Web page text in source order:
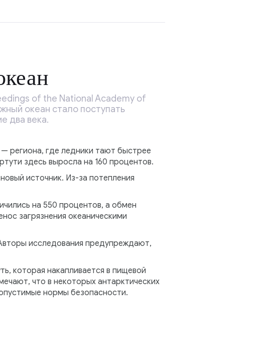
of the National Academy of
океан стало поступать
два века.
региона, где ледники тают быстрее
здесь выросла на 160 процентов.
источник. Из-за потепления
на 550 процентов, а обмен
загрязнения океаническими
исследования предупреждают,
которая накапливается в пищевой
что в некоторых антарктических
нормы безопасности.